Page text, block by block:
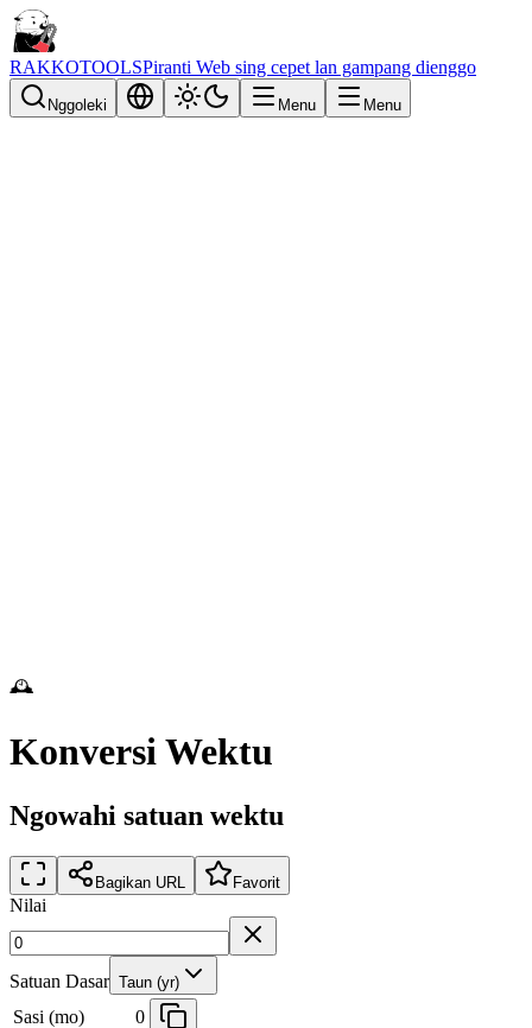
RAKKOTOOLSPiranti Web sing cepet lan gampang dienggo
Nggoleki Menu Menu
🕰️
Konversi Wektu
Ngowahi satuan wektu
Bagikan URL Favorit
Nilai
Satuan Dasar Taun (yr)
Sasi (mo) 0